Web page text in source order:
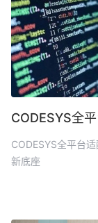
CODESYS全平台
新底座